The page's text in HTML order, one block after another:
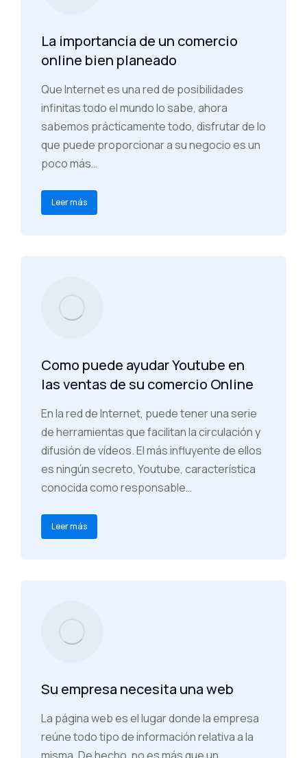
La importancia de un comercio
online bien planeado
Que Internet es una red de posibilidades
infinitas todo el mundo lo sabe, ahora
sabemos prácticamente todo, disfrutar de lo
que puede proporcionar a su negocio es un
poco más…
Leer más
Como puede ayudar Youtube en
las ventas de su comercio Online
En la red de Internet, puede tener una serie
de herramientas que facilitan la circulación y
difusión de vídeos. El más influyente de ellos
es ningún secreto, Youtube, característica
conocida como responsable…
Leer más
Su empresa necesita una web
La página web es el lugar donde la empresa
reúne todo tipo de información relativa a la